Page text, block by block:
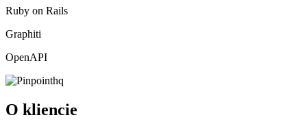
Ruby on Rails
Graphiti
OpenAPI
O kliencie